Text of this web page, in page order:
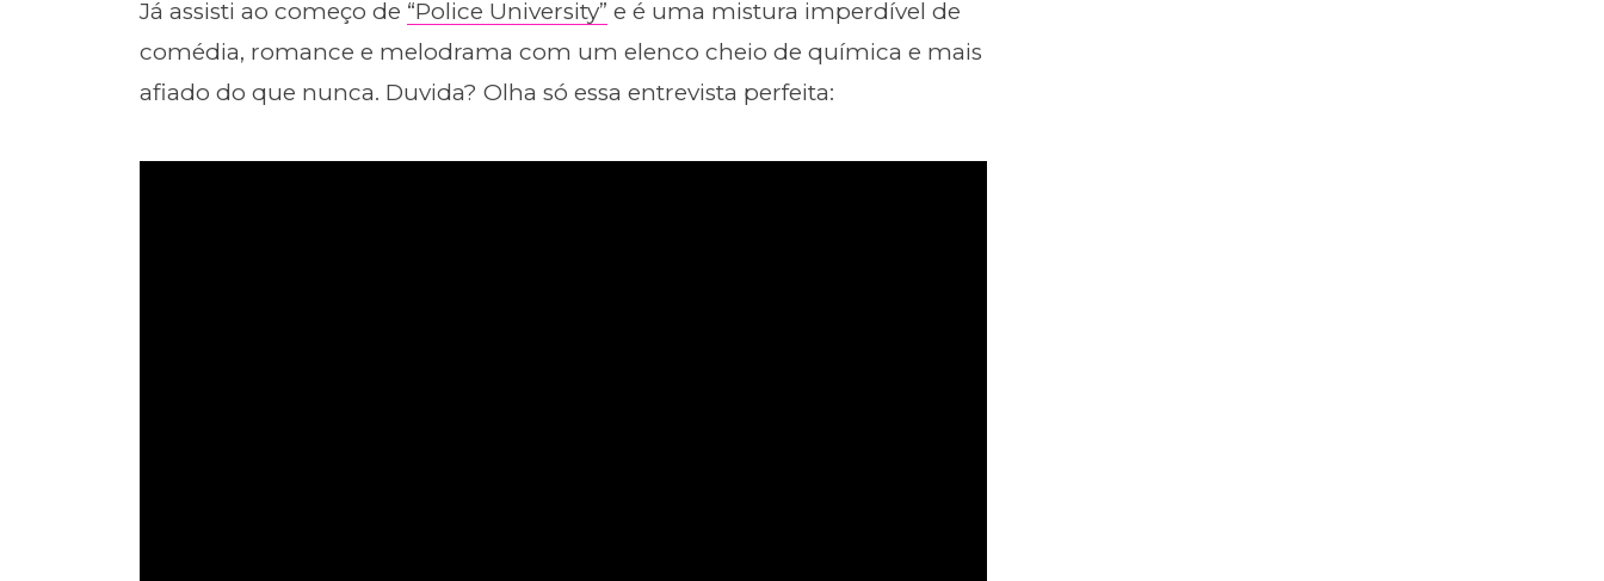
Já assisti ao começo de “Police University” e é uma mistura imperdível de
comédia, romance e melodrama com um elenco cheio de química e mais
afiado do que nunca. Duvida? Olha só essa entrevista perfeita: